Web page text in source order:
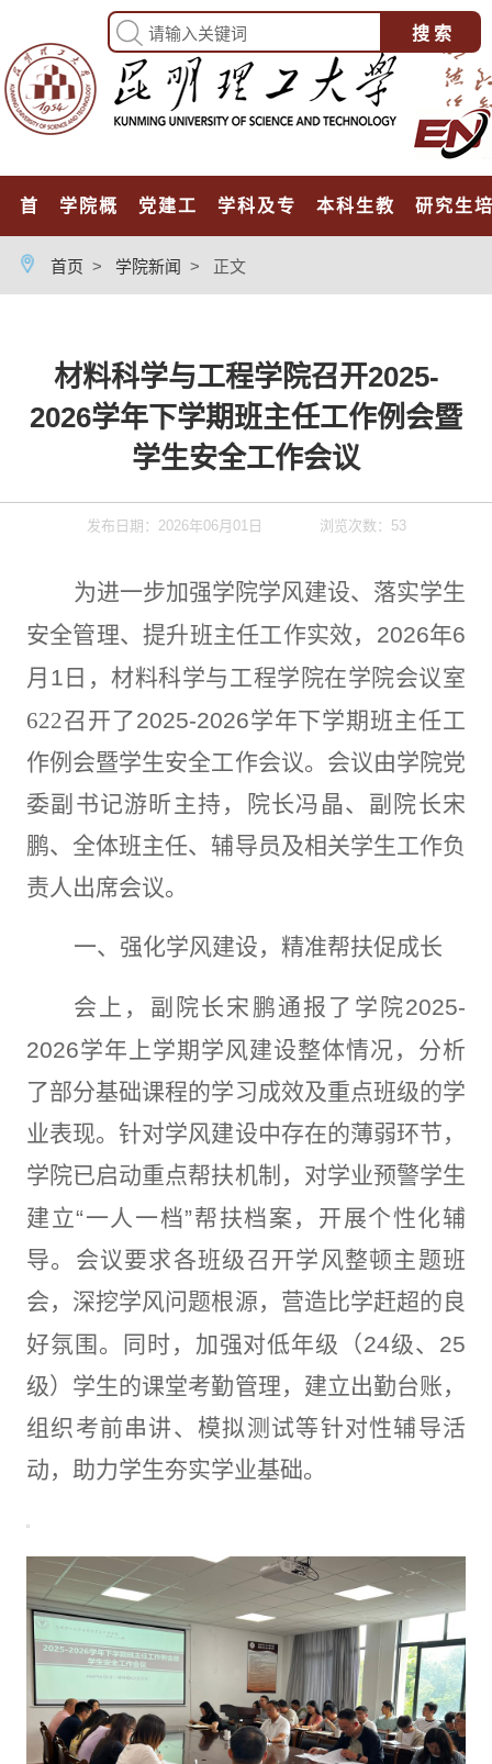
首页 学院概况 党建工作 学科及专业 本科生教育 研究生
首页 > 学院新闻 > 正文
材料科学与工程学院召开2025-
2026学年下学期班主任工作例会暨
学生安全工作会议
发布日期：2026年06月01日 浏览次数： 53
为进一步加强学院学风建设、落实学生
安全管理、提升班主任工作实效， 2026年6
月 1 日，材料科学与工程学院在学院会议室
622召开了2025-2026学年下学期班主任工
作例会暨学生安全工作会议。会议由学院党
委副书记游昕主持，院长冯晶、副院长宋
鹏、全体班主任、辅导员及相关学生工作负
责人出席会议。
一、强化学风建设，精准帮扶促成长
会上，副院长宋鹏通报了学院2025-
2026学年上学期学风建设整体情况，分析
了部分基础课程的学习成效及重点班级的学
业表现。针对学风建设中存在的薄弱环节，
学院已启动重点帮扶机制，对学业预警学生
建立“一人一档”帮扶档案，开展个性化辅
导。会议要求各班级召开学风整顿主题班
会，深挖学风问题根源，营造比学赶超的良
好氛围。同时，加强对低年级（24级、 25
级）学生的课堂考勤管理，建立出勤台账，
组织考前串讲、模拟测试等针对性辅导活
动，助力学生夯实学业基础。